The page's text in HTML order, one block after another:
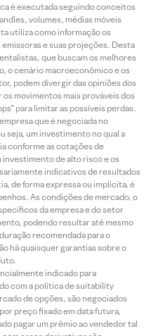
é executada seguindo conceitos
volumes, médias móveis
utiliza como informação os
e suas projeções. Desta
que buscam os melhores
o cenário macroeconômico e os
podem divergir das opiniões dos
movimentos mais prováveis dos
para limitar as possíveis perdas.
que é negociada no
seja, um investimento no qual a
conforme as cotações de
investimento de alto risco e os
indicativos de resultados
de forma expressa ou implícita, é
As condições de mercado, o
da empresa e do setor
podendo resultar até mesmo
recomendada para o
há quaisquer garantias sobre o
indicado para
com a política de suitability
de opções, são negociados
preço fixado em data futura,
pagar um prêmio ao vendedor tal